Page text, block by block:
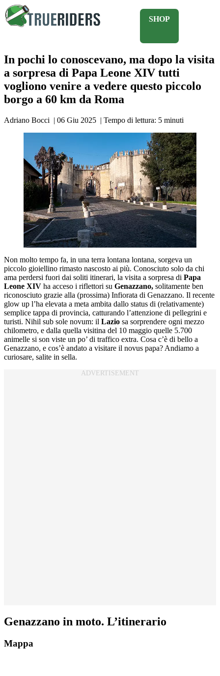
SHOP
In pochi lo conoscevano, ma dopo la visita
a sorpresa di Papa Leone XIV tutti
vogliono venire a vedere questo piccolo
borgo a 60 km da Roma
Adriano Bocci | 06 Giu 2025 | Tempo di lettura: 5 minuti
Non molto tempo fa, in una terra lontana lontana, sorgeva un
piccolo gioiellino rimasto nascosto ai più. Conosciuto solo da chi
ama perdersi fuori dai soliti itinerari, la visita a sorpresa di Papa
Leone XIV ha acceso i riflettori su Genazzano, solitamente ben
riconosciuto grazie alla (prossima) Infiorata di Genazzano. Il recente
glow up l’ha elevata a meta ambita dallo status di (relativamente)
semplice tappa di provincia, catturando l’attenzione di pellegrini e
turisti. Nihil sub sole novum: il Lazio sa sorprendere ogni mezzo
chilometro, e dalla quella visitina del 10 maggio quelle 5.700
animelle si son viste un po’ di traffico extra. Cosa c’è di bello a
Genazzano, e cos’è andato a visitare il novus papa? Andiamo a
curiosare, salite in sella.
Genazzano in moto. L’itinerario
Mappa